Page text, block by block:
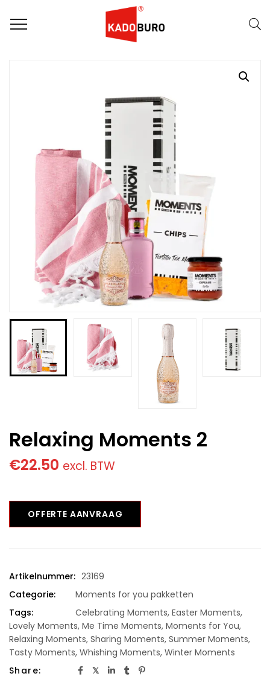
Home
Moments for you pakketten
Relaxing Moments 2
€22.50 excl. BTW
OFFERTE AANVRAAG
Artikelnummer: 23169
Categorie:
Moments for you pakketten
Tags:
Celebrating Moments, Easter Moments,
Lovely Moments, Me Time Moments, Moments for You,
Relaxing Moments, Sharing Moments, Summer Moments,
Tasty Moments, Whishing Moments, Winter Moments
Share: